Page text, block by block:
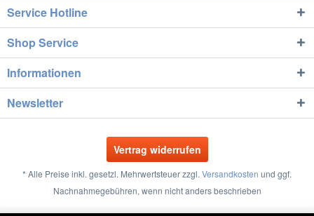
Service Hotline
Shop Service
Informationen
Newsletter
Vertrag widerrufen
* Alle Preise inkl. gesetzl. Mehrwertsteuer zzgl. Versandkosten und ggf.
Nachnahmegebühren, wenn nicht anders beschrieben